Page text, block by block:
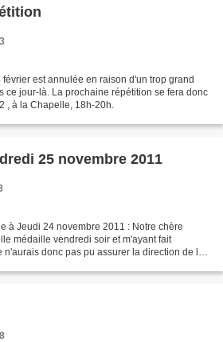
est annulée en raison d'un trop grand
ce jour-là. La prochaine répétition se fera donc
, à la Chapelle, 18h-20h.
25 novembre 2011
à Jeudi 24 novembre 2011 : Notre chère
médaille vendredi soir et m'ayant fait
n'aurais donc pas pu assurer la direction de la